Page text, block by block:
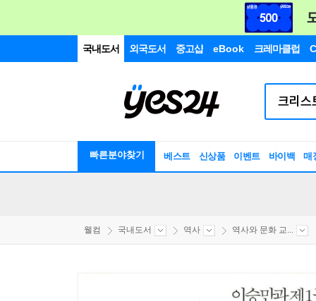
국내도서 외국도서 중고샵 eBook 크레마클럽
빠른분야찾기 베스트 신상품 이벤트 바이백 매
웰컴 국내도서 역사 역사와 문화 교...